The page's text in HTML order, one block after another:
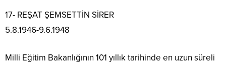
17- REŞAT ŞEMSETTİN SİRER
5.8.1946-9.6.1948
Milli Eğitim Bakanlığının 101 yıllık tarihinde en uzun süreli